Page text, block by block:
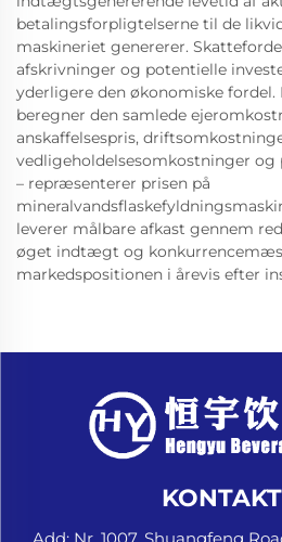
betalingsforpligtelserne til de
maskineriet genererer.
afskrivninger og potentielle
yderligere den økonomiske fordel.
beregner den samlede
anskaffelsespris,
vedligeholdelsesomkostninger
– repræsenterer prisen på
leverer målbare afkast gennem
øget indtægt og
markedspositionen i årevis efter
Add: Nr. 1007, Shuangfeng